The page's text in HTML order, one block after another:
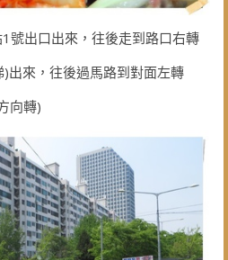
號出口出來，往後走到路口右轉
出來，往後過馬路到對面左轉
向轉)